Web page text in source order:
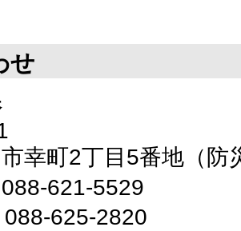
せ
幸町2丁目5番地（防
621-5529
625-2820